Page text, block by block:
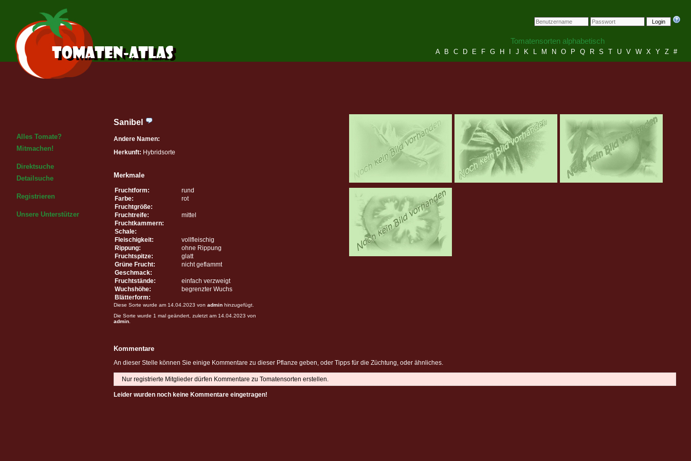
Login
Tomatensorten alphabetisch
A B C D E F G H J K L M N O P Q R S T U V W X Y Z #
Alles Tomate?
Mitmachen!
Direktsuche
Detailsuche
Registrieren
Unsere Unterstützer
Sanibel
Andere Namen:
Herkunft: Hybridsorte
Merkmale
Fruchtform:
rund
Farbe:
rot
Fruchtgröße:
Fruchtreife:
mittel
Fruchtkammern:
Schale:
Fleischigkeit:
vollfleischig
Rippung:
ohne Rippung
Fruchtspitze:
glatt
Grüne Frucht:
nicht geflammt
Geschmack:
Fruchtstände:
einfach verzweigt
Wuchshöhe:
begrenzter Wuchs
Blätterform:
Diese Sorte wurde am 14.04.2023 von admin hinzugefügt.
Die Sorte wurde 1 mal geändert, zuletzt am 14.04.2023 von
admin
Kommentare
An dieser Stelle können Sie einige Kommentare zu dieser Pflanze geben, oder Tipps für die Züchtung, oder ähnliches.
Nur registrierte Mitglieder dürfen Kommentare zu Tomatensorten erstellen.
Leider wurden noch keine Kommentare eingetragen!